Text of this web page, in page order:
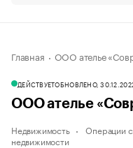
Главная ООО ателье
ДЕЙСТВУЕТОБНОВЛЕНО,
ООО ателье
Недвижимость Операции
недвижимости